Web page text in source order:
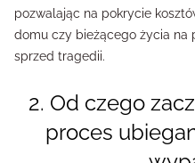
pozwalając na pokrycie
domu czy bieżącego życia na
sprzed tragedii.
2. Od czego zacząć, aby rozpocząć
proces